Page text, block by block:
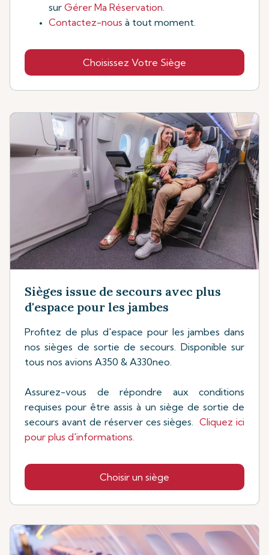
sur Gérer Ma Réservation
Contactez-nous à tout moment.
Choisissez Votre Siège
Sièges issue de secours avec plus
d'espace pour les jambes
Profitez de plus d'espace pour les jambes dans
nos sièges de sortie de secours. Disponible sur
tous nos avions A350 & A330neo.
Assurez-vous de répondre aux conditions
requises pour être assis à un siège de sortie de
secours avant de réserver ces sièges.Cliquez ici
pour plus d'informations.
Choisir un siège